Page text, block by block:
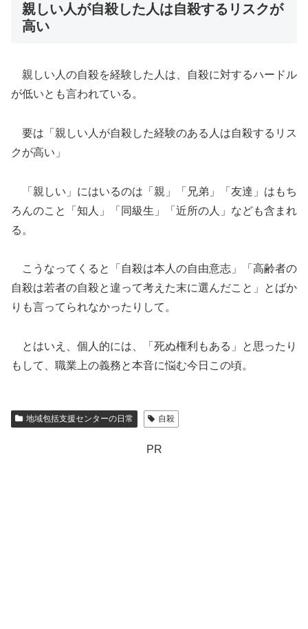
親しい人が自殺した人は自殺するリスクが
高い
親しい人の自殺を経験した人は、自殺に対するハードル
が低いとも言われている。
要は「親しい人が自殺した経験のある人は自殺するリス
クが高い」
「親しい」にはいるのは「親」「兄弟」「友達」はもち
ろんのこと「知人」「同級生」「近所の人」なども含まれ
る。
こうなってくると「自殺は本人の自由意志」「高齢者の
自殺は若者の自殺と違って考えた末に選んだこと」とばか
りも言ってられなかったりして。
とはいえ、個人的には、「死ぬ権利もある」と思ったり
もして、職業上の義務と本音に悩む今日この頃。
地域包括支援センターの日常 自殺
PR